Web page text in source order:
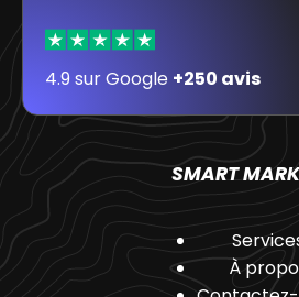
4.9 sur Google +250 avis
SMART
À